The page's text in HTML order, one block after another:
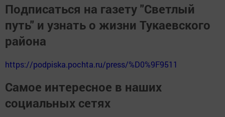
Подписаться на газету "Светлый
путь" и узнать о жизни Тукаевского
района
https://podpiska.pochta.ru/press/%D0%9F9511
Самое интересное в наших
социальных сетях